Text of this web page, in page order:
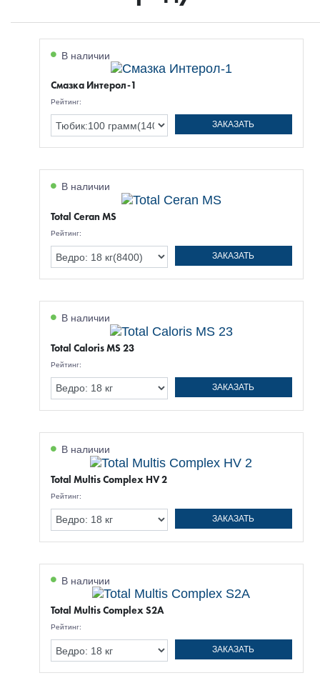
В наличии
Смазка Интерол-1
Рейтинг:
ЗАКАЗАТЬ
В наличии
Total Ceran MS
Рейтинг:
ЗАКАЗАТЬ
В наличии
Total Caloris MS 23
Рейтинг:
ЗАКАЗАТЬ
В наличии
Total Multis Complex HV 2
Рейтинг:
ЗАКАЗАТЬ
В наличии
Total Multis Complex S2A
Рейтинг:
ЗАКАЗАТЬ